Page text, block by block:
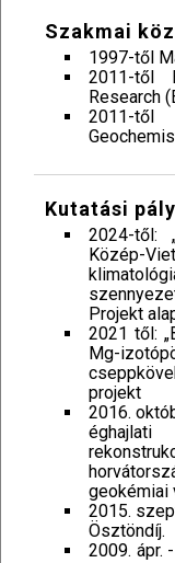
Szakmai
1997-től
2011-től
Research
2011-
Kutatási
2024-től:
Közép-
Projekt
2021 től:
Mg-
projekt
2016.
geokémiai
2015.
Ösztöndíj.
2009. ápr.